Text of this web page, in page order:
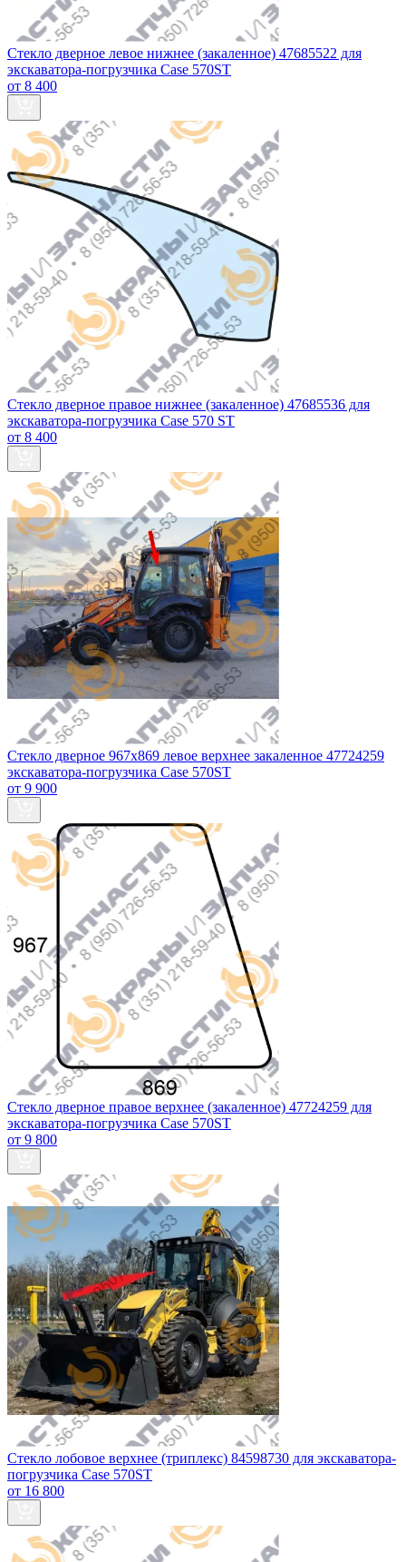
Стекло дверное левое нижнее (закаленное) 47685522 для
экскаватора-погрузчика Case 570ST
от 8 400
Стекло дверное правое нижнее (закаленное) 47685536 для
экскаватора-погрузчика Case 570 ST
от 8 400
Стекло дверное 967х869 левое верхнее закаленное 47724259
экскаватора-погрузчика Case 570ST
от 9 900
Стекло дверное правое верхнее (закаленное) 47724259 для
экскаватора-погрузчика Case 570ST
от 9 800
Стекло лобовое верхнее (триплекс) 84598730 для экскаватора-
погрузчика Case 570ST
от 16 800